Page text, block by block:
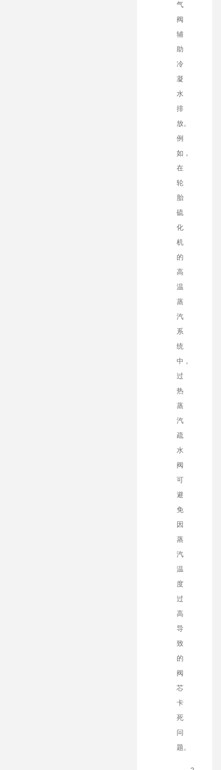
气
阀
辅
助
冷
凝
水
排
放。
例
如，
在
轮
胎
硫
化
机
的
高
温
蒸
汽
系
统
中，
过
热
蒸
汽
疏
水
阀
可
避
免
因
蒸
汽
温
度
过
高
导
致
的
阀
芯
卡
死
问
题。